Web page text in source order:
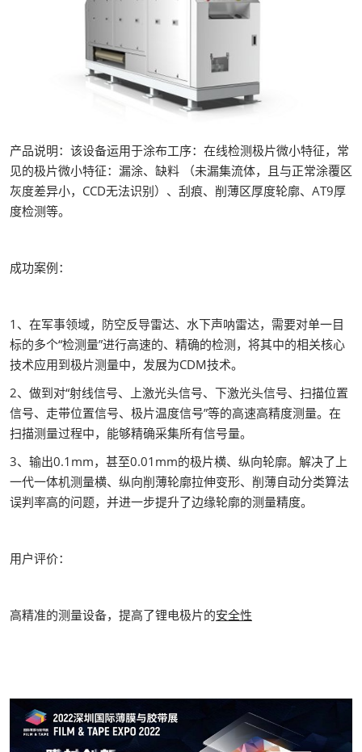
产品说明：该设备运用于涂布工序：在线检测极片微小特征，常
见的极片微小特征：漏涂、缺料 （未漏集流体，且与正常涂覆区
灰度差异小，CCD无法识别）、刮痕、削薄区厚度轮廓、AT9厚
度检测等。
成功案例：
1、在军事领域，防空反导雷达、水下声呐雷达，需要对单一目
标的多个“检测量”进行高速的、精确的检测，将其中的相关核心
技术应用到极片测量中，发展为CDM技术。
2、做到对“射线信号、上激光头信号、下激光头信号、扫描位置
信号、走带位置信号、极片温度信号”等的高速高精度测量。在
扫描测量过程中，能够精确采集所有信号量。
3、输出0.1mm，甚至0.01mm的极片横、纵向轮廓。解决了上
一代一体机测量横、纵向削薄轮廓拉伸变形、削薄自动分类算法
误判率高的问题，并进一步提升了边缘轮廓的测量精度。
用户评价：
高精准的测量设备，提高了锂电极片的安全性